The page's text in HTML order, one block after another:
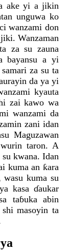
ake yi a jikin
unguwa ko
wanzami don
Wanzaman
za su zauna
bayansu a yi
za su ta
da ya yi
kyauta
zai kawo wa
wanzami da
zani idan
Maguzawan
taron. A
su kwana. Idan
kuma an ƙara
wasu kuma su
kasa ɗaukar
taɓuka abin
masoyin ta